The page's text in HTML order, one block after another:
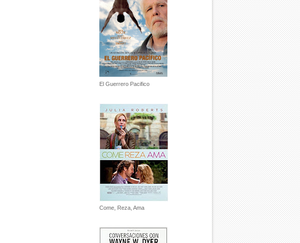
El Guerrero Pacifico
Come, Reza, Ama